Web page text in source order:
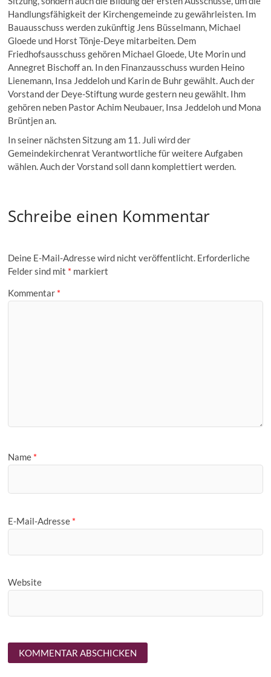
Handlungsfähigkeit der Kirchengemeinde zu gewährleisten. Im
Bauausschuss werden zukünftig Jens Büsselmann, Michael
Gloede und Horst Tönje-Deye mitarbeiten. Dem
Friedhofsausschuss gehören Michael Gloede, Ute Morin und
Annegret Bischoff an. In den Finanzausschuss wurden Heino
Lienemann, Insa Jeddeloh und Karin de Buhr gewählt. Auch der
Vorstand der Deye-Stiftung wurde gestern neu gewählt. Ihm
gehören neben Pastor Achim Neubauer, Insa Jeddeloh und Mona
Brüntjen an.
In seiner nächsten Sitzung am 11. Juli wird der
Gemeindekirchenrat Verantwortliche für weitere Aufgaben
wählen. Auch der Vorstand soll dann komplettiert werden.
Schreibe einen Kommentar
Deine E-Mail-Adresse wird nicht veröffentlicht. Erforderliche
Felder sind mit * markiert
Kommentar *
Name *
E-Mail-Adresse *
Website